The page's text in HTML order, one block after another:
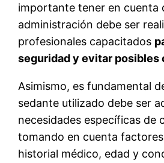
importante tener en cuenta
administración debe ser
profesionales capacitados
seguridad y evitar
Asimismo, es fundamental
sedante utilizado debe ser
necesidades específicas de
tomando en cuenta
historial médico, edad y